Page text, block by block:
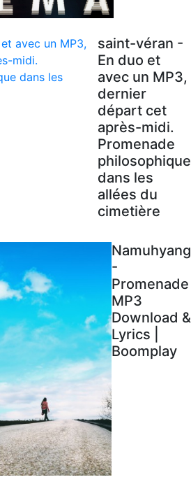
saint-véran -
En duo et
avec un MP3,
dernier
départ cet
après-midi.
Promenade
philosophique
dans les
allées du
cimetière
Namuhyang
-
Promenade
MP3
Download &
Lyrics |
Boomplay